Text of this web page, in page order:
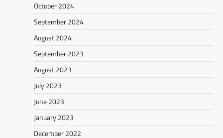
October 2024
September 2024
August 2024
September 2023
August 2023
July 2023
June 2023
January 2023
December 2022